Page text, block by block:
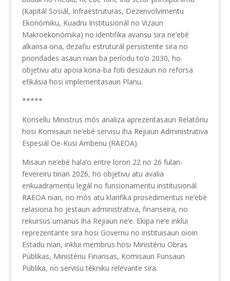
(Kapitál Sosiál, Infraestruturas, Dezenvolvimentu
Ekonómiku, Kuadru Institusionál no Vizaun
Makroekonómika) no identifika avansu sira ne’ebé
alkansa ona, dezafiu estruturál persistente sira no
prioridades asaun nian ba períodu to’o 2030, ho
objetivu atu apoia kona-ba foti desizaun no reforsa
efikásia hosi implementasaun Planu.
*****
Konsellu Ministrus mós analiza aprezentasaun Relatóriu
hosi Komisaun ne’ebé servisu iha Rejiaun Administrativa
Espesiál Oe-Kusi Ambenu (RAEOA).
Misaun ne’ebé hala’o entre loron 22 no 26 fulan-
fevereiru tinan 2026, ho objetivu atu avalia
enkuadramentu legál no funsionamentu institusionál
RAEOA nian, no mós atu klarifika prosedimentus ne’ebé
relasiona ho jestaun administrativa, finanseira, no
rekursus umanus iha Rejiaun ne’e. Ekipa ne’e inklui
reprezentante sira hosi Governu no instituisaun oioin
Estadu nian, inklui membrus hosi Ministériu Obras
Públikas, Ministériu Finansas, Komisaun Funsaun
Públika, no servisu tékniku relevante sira.